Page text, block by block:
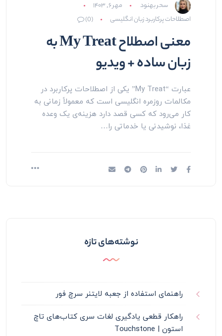
سحر بهنود
مهر ۶, ۱۴۰۳
اصطلاحات پرکاربرد زبان انگلیسی
(0)
معنی اصطلاح My Treat به
زبان ساده + ویدیو
عبارت “My Treat” یکی از اصطلاحات پرکاربرد در
مکالمات روزمره انگلیسی است که معمولاً زمانی به
کار می‌رود که کسی قصد دارد هزینه‌ی یک وعده
غذا، نوشیدنی یا خدماتی را…
نوشته‌های تازه
راهنمای استفاده از جعبه لایتنر سرچ فور
راهکار قطعی یادگیری لغات سری کتاب‌های تاچ
استون | Touchstone